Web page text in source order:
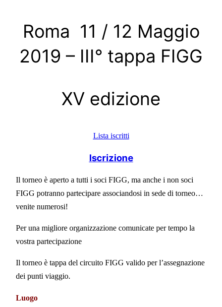
Roma 11 / 12 Maggio
2019 – III° tappa FIGG
XV edizione
Lista iscritti
Iscrizione
Il torneo è aperto a tutti i soci FIGG, ma anche i non soci
FIGG potranno partecipare associandosi in sede di torneo…
venite numerosi!
Per una migliore organizzazione comunicate per tempo la
vostra partecipazione
Il torneo è tappa del circuito FIGG valido per l’assegnazione
dei punti viaggio.
Luogo